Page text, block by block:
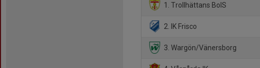
1. Trollhättans BoIS
2. IK Frisco
3. Wargön/Vänersborg